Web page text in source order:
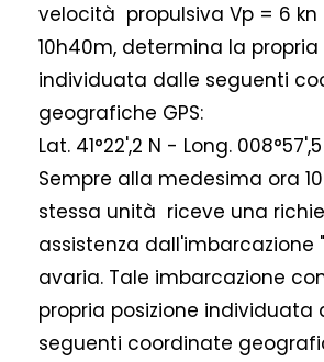
velocità propulsiva Vp = 6 kn
10h40m, determina la propria
individuata dalle seguenti
geografiche GPS:
Lat. 41°22',2 N - Long.
Sempre alla medesima ora
stessa unità riceve una
assistenza dall'imbarcazione
avaria. Tale imbarcazione
propria posizione individuata
seguenti coordinate